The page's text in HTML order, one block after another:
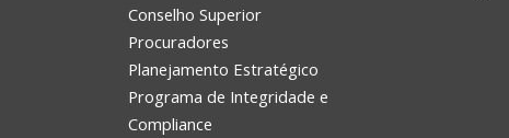
Conselho Superior
Procuradores
Planejamento Estratégico
Programa de Integridade e
Compliance